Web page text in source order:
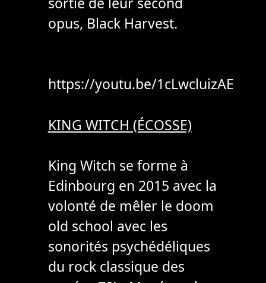
opus, Black Harvest.
https://youtu.be/1cLwcluizAE
KING WITCH (ÉCOSSE)
King Witch se forme à
Edinbourg en 2015 avec la
volonté de mêler le doom
old school avec les
sonorités psychédéliques
du rock classique des